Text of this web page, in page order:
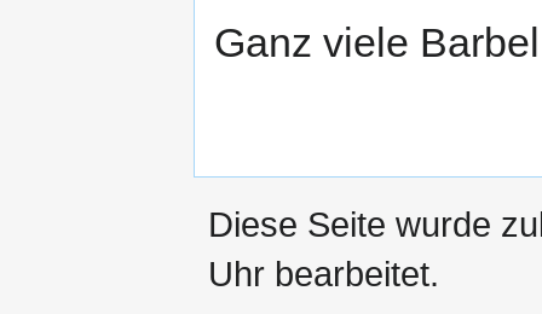
Ganz viele
Diese Seite wurde
Uhr bearbeitet.